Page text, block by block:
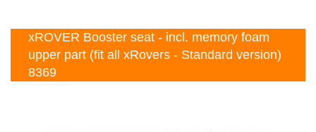
xROVER Booster seat - incl. memory foam
upper part (fit all xRovers - Standard version)
8369